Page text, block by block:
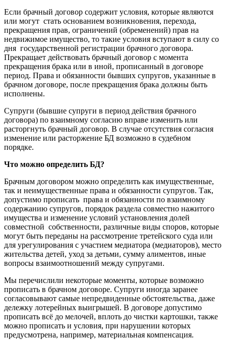
Если брачный договор содержит условия, которые являются
или могут стать основанием возникновения, перехода,
прекращения прав, ограничений (обременений) прав на
недвижимое имущество, то такие условия вступают в силу со
дня государственной регистрации брачного договора.
Прекращает действовать брачный договор с момента
прекращения брака или в иной, прописанный в договоре
период. Права и обязанности бывших супругов, указанные в
брачном договоре, после прекращения брака должны быть
исполнены.
Супруги (бывшие супруги в период действия брачного
договора) по взаимному согласию вправе изменить или
расторгнуть брачный договор. В случае отсутствия согласия
изменение или расторжение БД возможно в судебном
порядке.
Что можно определить БД?
Брачным договором можно определить как имущественные,
так и неимущественные права и обязанности супругов. Так,
допустимо прописать права и обязанности по взаимному
содержанию супругов, порядок раздела совместно нажитого
имущества и изменение условий установления долей
совместной собственности, различные виды споров, которые
могут быть переданы на рассмотрение третейского суда или
для урегулирования с участием медиатора (медиаторов), место
жительства детей, уход за детьми, сумму алиментов, иные
вопросы взаимоотношений между супругами.
Мы перечислили некоторые моменты, которые возможно
прописать в брачном договоре. Супруги иногда заранее
согласовывают самые непредвиденные обстоятельства, даже
дележку лотерейных выигрышей. В договоре допустимо
прописать всё до мелочей, вплоть до чистки картошки, также
можно прописать и условия, при нарушении которых
предусмотрена, например, материальная компенсация.